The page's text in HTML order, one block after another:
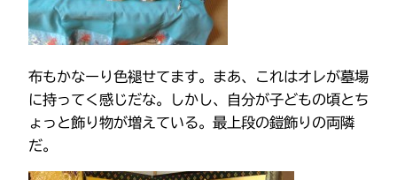
布もかなーり色褪せてます。まあ、これはオレが墓場
に持ってく感じだな。しかし、自分が子どもの頃とち
ょっと飾り物が増えている。最上段の鎧飾りの両隣
だ。